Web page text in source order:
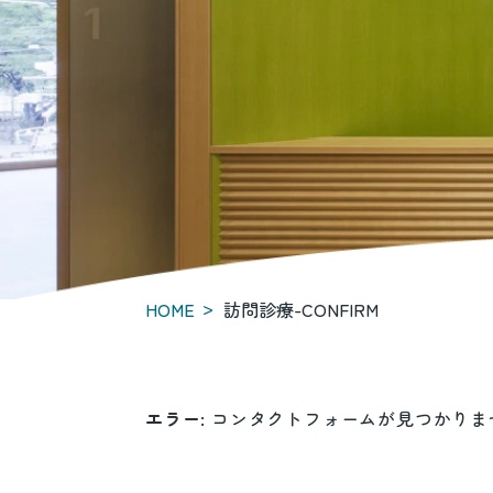
HOME > 訪問診療-CONFIRM
エラー: コンタクトフォームが見つかり